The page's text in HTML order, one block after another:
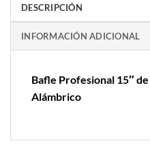
DESCRIPCIÓN
INFORMACIÓN ADICIONAL
Bafle Profesional 15″
Alámbrico